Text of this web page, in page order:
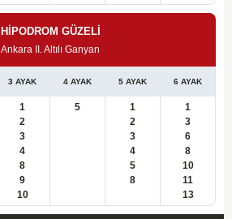
HİPODROM GÜZELİ
Ankara II. Altılı Ganyan
3 AYAK 4 AYAK 5 AYAK 6 AYAK
1
2
3
4
8
9
10
5
1
2
3
4
5
8
1
3
6
8
10
11
13